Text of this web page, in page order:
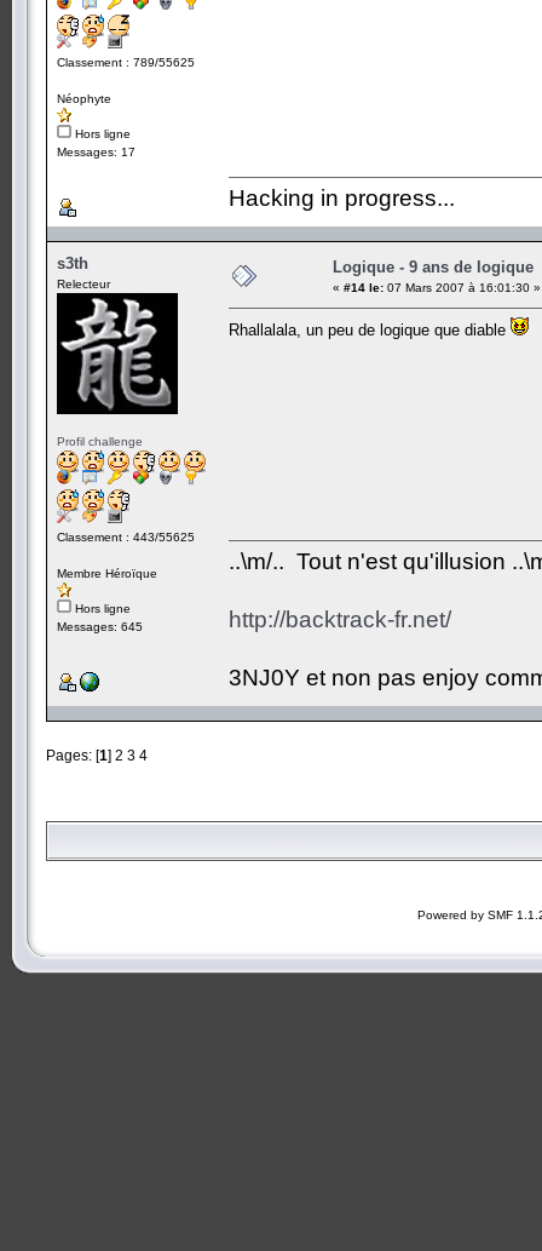
Classement : 789/55625
Néophyte
Hors ligne
Messages: 17
Hacking in progress...
s3th
Relecteur
Profil challenge
Classement : 443/55625
Membre Héroïque
Hors ligne
Messages: 645
Logique - 9 ans de logique
« #14 le: 07 Mars 2007 à 16:01:30 »
Rhallalala, un peu de logique que diable
..\m/.. Tout n'est qu'illusion
http://backtrack-fr.net/
3NJ0Y et non pas enjoy
Pages: [1] 2 3 4
Powered by SMF